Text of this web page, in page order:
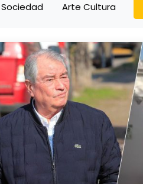
Sociedad Arte Cultura